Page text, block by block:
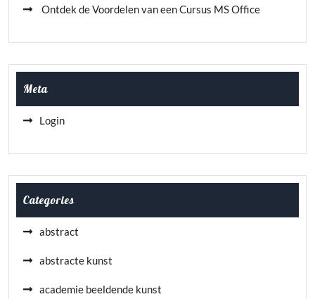
Ontdek de Voordelen van een Cursus MS Office
Meta
Login
Categories
abstract
abstracte kunst
academie beeldende kunst